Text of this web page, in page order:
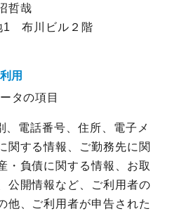
哲哉
1 布川ビル２階
用
タの項目
、電話番号、住所、電子メ
関する情報、ご勤務先に関
・負債に関する情報、お取
公開情報など、ご利用者の
他、ご利用者が申告された